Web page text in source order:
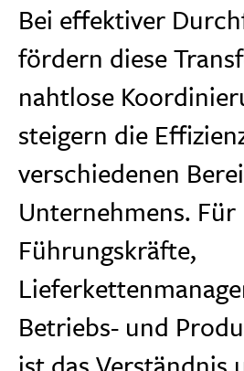
Bei effektiver
fördern diese
nahtlose
steigern die
verschiedenen
Unternehmens. Für
Führungskräfte,
Betriebs- und